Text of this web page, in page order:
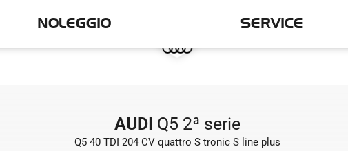
NOLEGGIO SERVICE
AUDI Q5 2ª serie
Q5 40 TDI 204 CV quattro S tronic S line plus